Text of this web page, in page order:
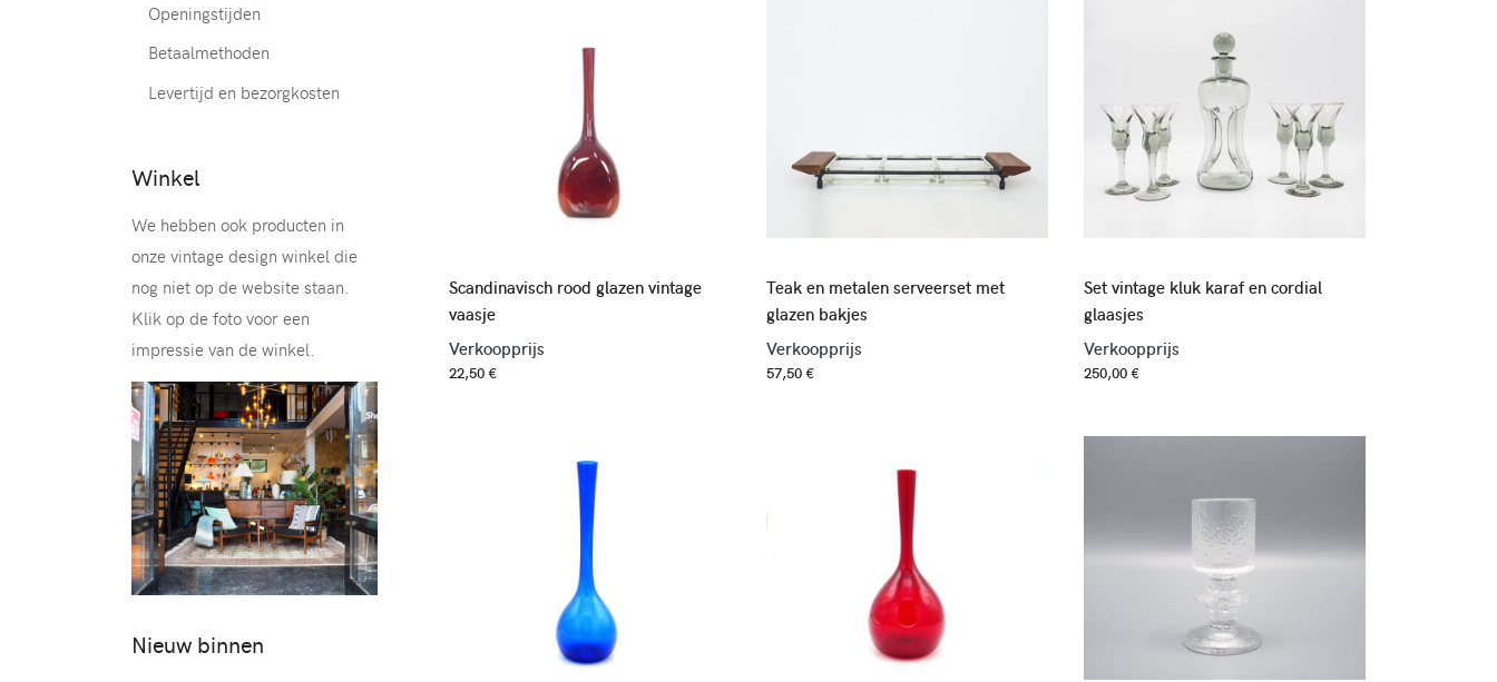
Scandinavisch rood glazen vintage
vaasje
Verkoopprijs
22,50 €
Teak en metalen serveerset met
glazen bakjes
Verkoopprijs
57,50 €
Set vintage kluk karaf en cordial
glaasjes
Verkoopprijs
250,00 €
Openingstijden
Betaalmethoden
Levertijd en bezorgkosten
Winkel
We hebben ook producten in
onze vintage design winkel die
nog niet op de website staan.
Klik op de foto voor een
impressie van de winkel.
Nieuw binnen